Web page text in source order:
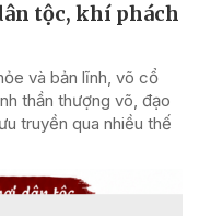
tộc, khí phách
và bản lĩnh, võ cổ
thần thượng võ, đạo
truyền qua nhiều thế